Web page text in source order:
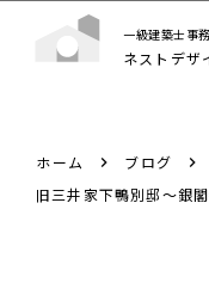
一級建築士事
ネストデザ
ホーム ブログ
旧三井家下鴨別邸〜銀